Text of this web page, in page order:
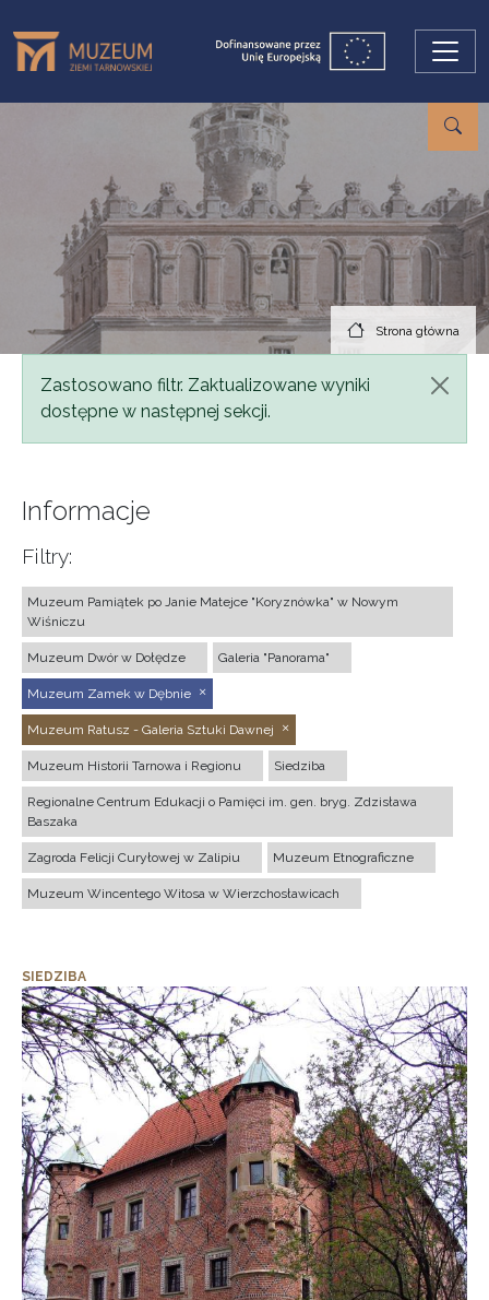
Strona główna
Komunikat
Zastosowano filtr. Zaktualizowane wyniki
dostępne w następnej sekcji.
Informacje
Filtry:
Muzeum Pamiątek po Janie Matejce "Koryznówka" w Nowym
Wiśniczu
Muzeum Dwór w Dołędze Galeria "Panorama"
Muzeum Zamek w Dębnie
Muzeum Ratusz - Galeria Sztuki Dawnej
Muzeum Historii Tarnowa i Regionu Siedziba
Regionalne Centrum Edukacji o Pamięci im. gen. bryg. Zdzisława
Baszaka
Zagroda Felicji Curyłowej w Zalipiu Muzeum Etnograficzne
Muzeum Wincentego Witosa w Wierzchosławicach
SIEDZIBA